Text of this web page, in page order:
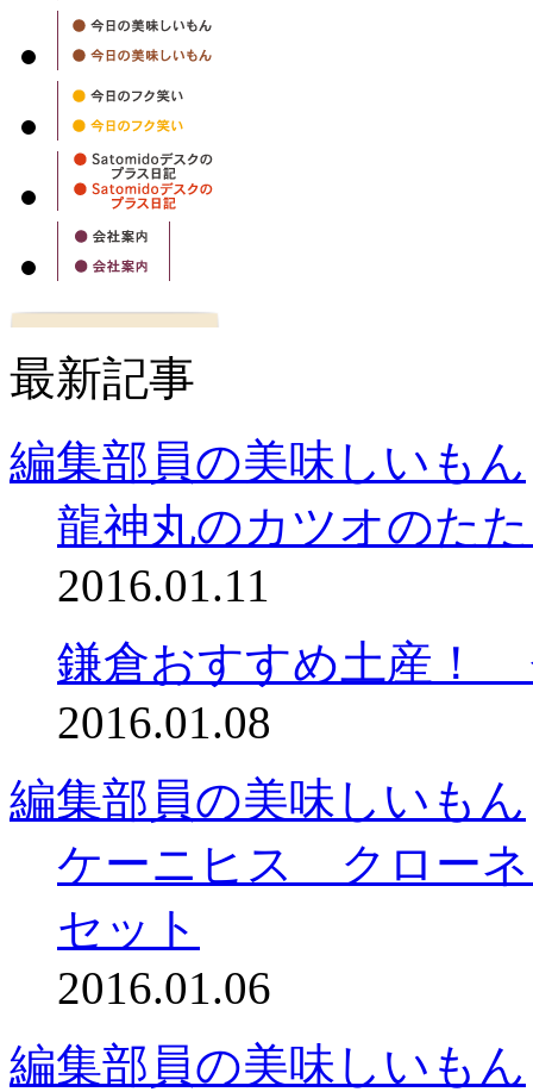
最新記事
編集部員の美味しいもん
龍神丸のカツオのた
2016.01.11
鎌倉おすすめ土産！
2016.01.08
編集部員の美味しいもん
ケーニヒス クロー
セット
2016.01.06
編集部員の美味しいもん